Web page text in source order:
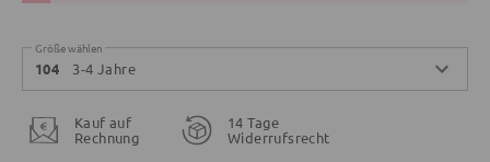
Größe wählen
104 3-4 Jahre
Kauf auf
Rechnung
14 Tage
Widerrufsrecht